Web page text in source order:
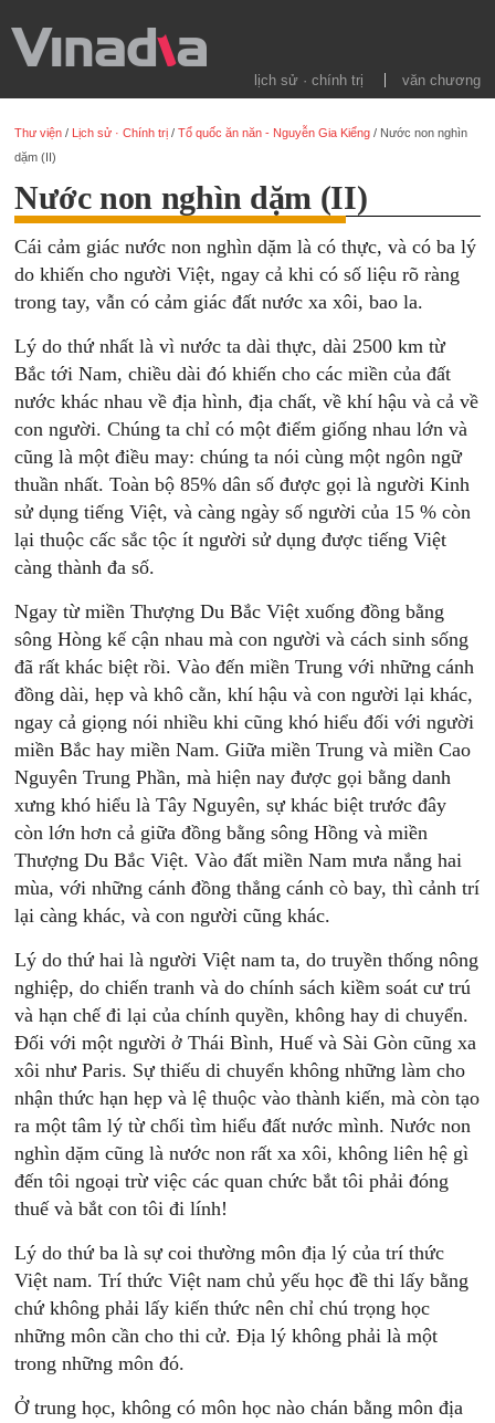
lịch sử · chính trị văn chương
Thư viện / Lịch sử · Chính trị /Tổ quốc ăn năn - Nguyễn Gia Kiểng / Nước non nghìn
dặm (II)
Nước non nghìn dặm (II)
Cái cảm giác nước non nghìn dặm là có thực, và có ba lý
do khiến cho người Việt, ngay cả khi có số liệu rõ ràng
trong tay, vẫn có cảm giác đất nước xa xôi, bao la.
Lý do thứ nhất là vì nước ta dài thực, dài 2500 km từ
Bắc tới Nam, chiều dài đó khiến cho các miền của đất
nước khác nhau về địa hình, địa chất, về khí hậu và cả về
con người. Chúng ta chỉ có một điểm giống nhau lớn và
cũng là một điều may: chúng ta nói cùng một ngôn ngữ
thuần nhất. Toàn bộ 85% dân số được gọi là người Kinh
sử dụng tiếng Việt, và càng ngày số người của 15 % còn
lại thuộc cấc sắc tộc ít người sử dụng được tiếng Việt
càng thành đa số.
Ngay từ miền Thượng Du Bắc Việt xuống đồng bằng
sông Hòng kế cận nhau mà con người và cách sinh sống
đã rất khác biệt rồi. Vào đến miền Trung với những cánh
đồng dài, hẹp và khô cằn, khí hậu và con người lại khác,
ngay cả giọng nói nhiều khi cũng khó hiểu đối với người
miền Bắc hay miền Nam. Giữa miền Trung và miền Cao
Nguyên Trung Phần, mà hiện nay được gọi bằng danh
xưng khó hiểu là Tây Nguyên, sự khác biệt trước đây
còn lớn hơn cả giữa đồng bằng sông Hồng và miền
Thượng Du Bắc Việt. Vào đất miền Nam mưa nắng hai
mùa, với những cánh đồng thẳng cánh cò bay, thì cảnh trí
lại càng khác, và con người cũng khác.
Lý do thứ hai là người Việt nam ta, do truyền thống nông
nghiệp, do chiến tranh và do chính sách kiềm soát cư trú
và hạn chế đi lại của chính quyền, không hay di chuyển.
Đối với một người ở Thái Bình, Huế và Sài Gòn cũng xa
xôi như Paris. Sự thiếu di chuyển không những làm cho
nhận thức hạn hẹp và lệ thuộc vào thành kiến, mà còn tạo
ra một tâm lý từ chối tìm hiểu đất nước mình. Nước non
nghìn dặm cũng là nước non rất xa xôi, không liên hệ gì
đến tôi ngoại trừ việc các quan chức bắt tôi phải đóng
thuế và bắt con tôi đi lính!
Lý do thứ ba là sự coi thường môn địa lý của trí thức
Việt nam. Trí thức Việt nam chủ yếu học đề thi lấy bằng
chứ không phải lấy kiến thức nên chỉ chú trọng học
những môn cần cho thi cử. Địa lý không phải là một
trong những môn đó.
Ở trung học, không có môn học nào chán bằng môn địa